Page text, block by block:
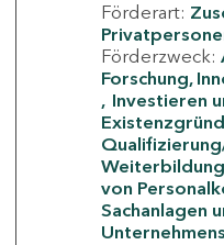
Förderart:
Förderzweck:
Forschung,
Investieren
von
Sachanlagen